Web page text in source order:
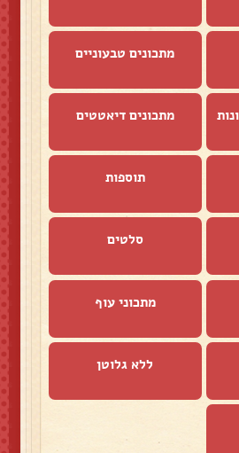
מתכונים טבעוניים
מתכונים דיאטטים
תוספות
סלטים
מתכוני עוף
ללא גלוטן